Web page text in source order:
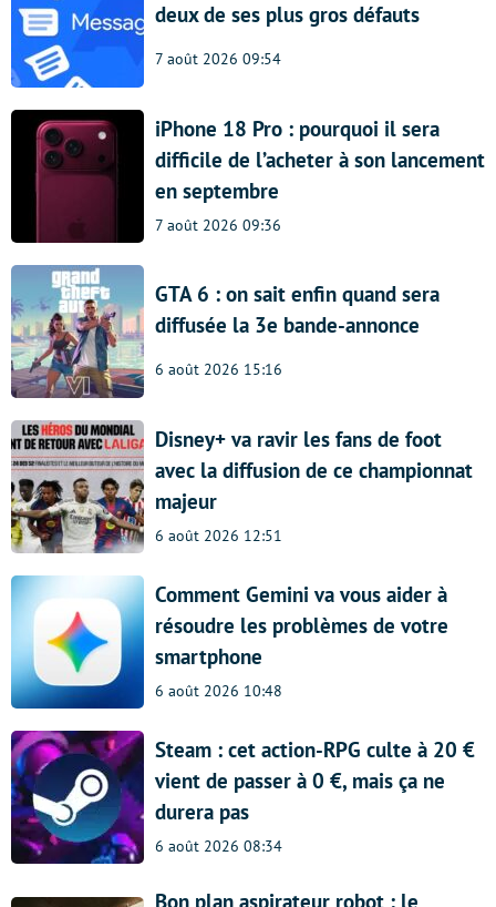
deux de ses plus gros défauts
7 août 2026 09:54
iPhone 18 Pro : pourquoi il sera
difficile de l’acheter à son lancement
en septembre
7 août 2026 09:36
GTA 6 : on sait enfin quand sera
diffusée la 3e bande-annonce
6 août 2026 15:16
Disney+ va ravir les fans de foot
avec la diffusion de ce championnat
majeur
6 août 2026 12:51
Comment Gemini va vous aider à
résoudre les problèmes de votre
smartphone
6 août 2026 10:48
Steam : cet action-RPG culte à 20 €
vient de passer à 0 €, mais ça ne
durera pas
6 août 2026 08:34